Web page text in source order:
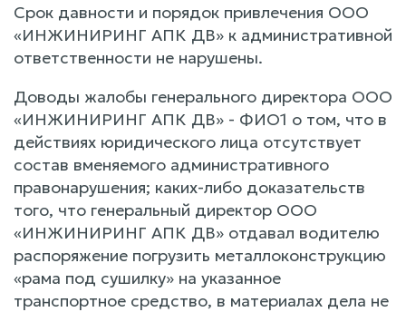
Срок давности и порядок привлечения ООО
«ИНЖИНИРИНГ АПК ДВ» к административной
ответственности не нарушены.
Доводы жалобы генерального директора ООО
«ИНЖИНИРИНГ АПК ДВ» - ФИО1 о том, что в
действиях юридического лица отсутствует
состав вменяемого административного
правонарушения; каких-либо доказательств
того, что генеральный директор ООО
«ИНЖИНИРИНГ АПК ДВ» отдавал водителю
распоряжение погрузить металлоконструкцию
«рама под сушилку» на указанное
транспортное средство, в материалах дела не